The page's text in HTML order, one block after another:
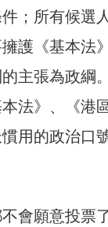
；所有候選
護《基本法
主張為政綱
法》、《港
用的政治口
會願意投票